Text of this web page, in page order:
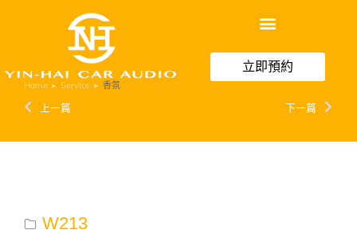
立即預約
You are here:
Home Service 香氛
上一篇 下一篇
W213